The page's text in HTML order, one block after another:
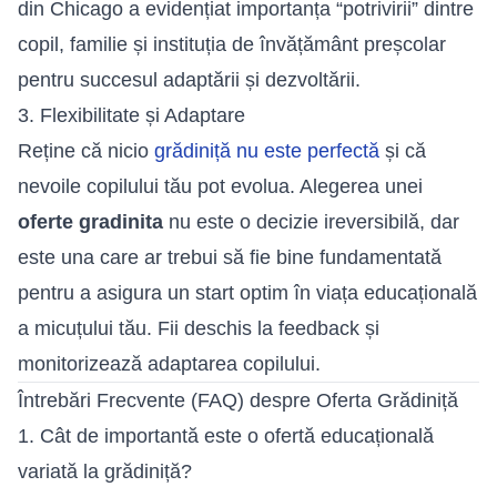
din Chicago a evidențiat importanța “potrivirii” dintre
copil, familie și instituția de învățământ preșcolar
pentru succesul adaptării și dezvoltării.
3. Flexibilitate și Adaptare
Reține că nicio grădiniță nu este perfectă și că
nevoile copilului tău pot evolua. Alegerea unei
oferte gradinita nu este o decizie ireversibilă, dar
este una care ar trebui să fie bine fundamentată
pentru a asigura un start optim în viața educațională
a micuțului tău. Fii deschis la feedback și
monitorizează adaptarea copilului.
Întrebări Frecvente (FAQ) despre Oferta Grădiniță
1. Cât de importantă este o ofertă educațională
variată la grădiniță?